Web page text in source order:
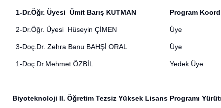
1-Dr.Öğr. Üyesi Ümit Barış KUTMAN Program
2-Dr.Öğr. Üyesi Hüseyin ÇİMEN Üye
3-Doç.Dr. Zehra Banu BAHŞİ ORAL Üye
1-Doç.Dr.Mehmet ÖZBİL Yedek Üye
Biyoteknoloji II. Öğretim Tezsiz Yüksek Lisans Programı